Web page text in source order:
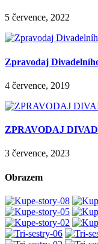
5 července, 2022
Zpravodaj
4 července, 2019
ZPRAVODAJ
3 července, 2023
Obrazem